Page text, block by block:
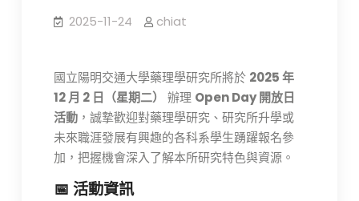
2025-11-24 chiat
國立陽明交通大學藥理學研究所將於 2025 年
12 月 2 日（星期二）
辦理 Open Day 開放日
活動，誠摯歡迎對藥理學研究、研究所升學或
未來職涯發展有興趣的各科系學生踴躍報名參
加，把握機會深入了解本所研究特色與資源。
📅 活動資訊